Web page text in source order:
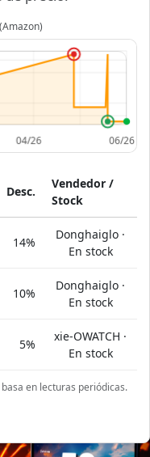
Desc.
Vendedor /
Stock
14%
Donghaiglo ·
En stock
10%
Donghaiglo ·
En stock
5%
xie-OWATCH ·
En stock
en lecturas periódicas.